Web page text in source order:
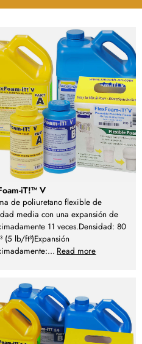
iT!™ V
de poliuretano flexible de
media con una expansión de
11 veces.Densidad: 80
(5 lb/ft³)Expansión
... Read more